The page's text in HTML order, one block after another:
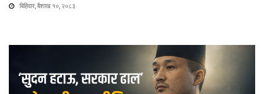
बिहिवार, बैशाख १०, २०८३